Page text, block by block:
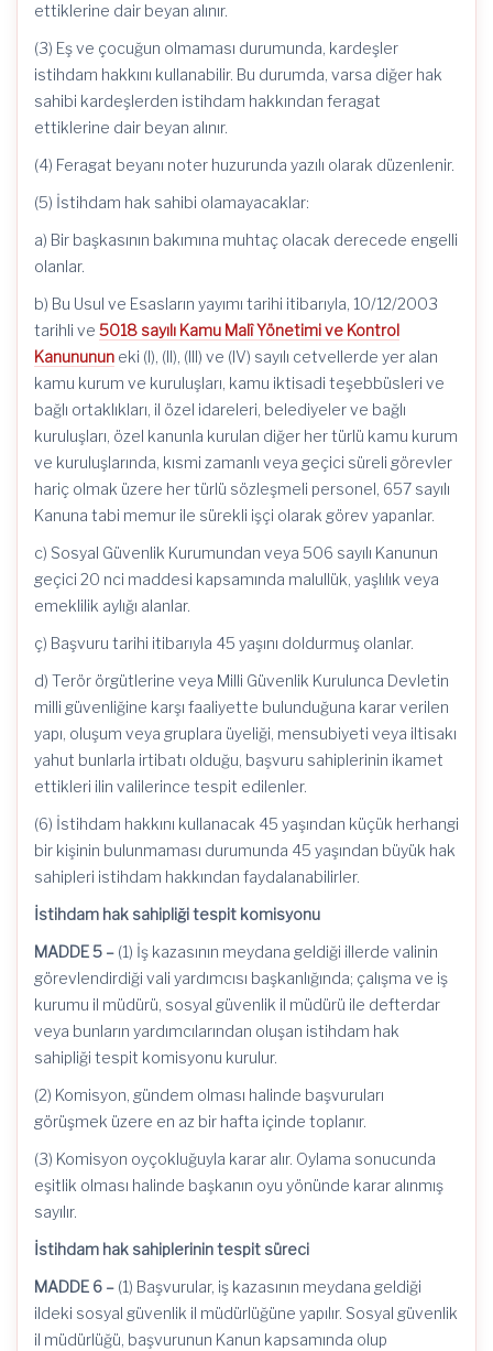
ettiklerine dair beyan alınır.
(3) Eş ve çocuğun olmaması durumunda, kardeşler
istihdam hakkını kullanabilir. Bu durumda, varsa diğer hak
sahibi kardeşlerden istihdam hakkından feragat
ettiklerine dair beyan alınır.
(4) Feragat beyanı noter huzurunda yazılı olarak düzenlenir.
(5) İstihdam hak sahibi olamayacaklar:
a) Bir başkasının bakımına muhtaç olacak derecede engelli
olanlar.
b) Bu Usul ve Esasların yayımı tarihi itibarıyla, 10/12/2003
tarihli ve 5018 sayılı Kamu Malî Yönetimi ve Kontrol
Kanununun eki (I), (II), (III) ve (IV) sayılı cetvellerde yer alan
kamu kurum ve kuruluşları, kamu iktisadi teşebbüsleri ve
bağlı ortaklıkları, il özel idareleri, belediyeler ve bağlı
kuruluşları, özel kanunla kurulan diğer her türlü kamu kurum
ve kuruluşlarında, kısmi zamanlı veya geçici süreli görevler
hariç olmak üzere her türlü sözleşmeli personel, 657 sayılı
Kanuna tabi memur ile sürekli işçi olarak görev yapanlar.
c) Sosyal Güvenlik Kurumundan veya 506 sayılı Kanunun
geçici 20 nci maddesi kapsamında malullük, yaşlılık veya
emeklilik aylığı alanlar.
ç) Başvuru tarihi itibarıyla 45 yaşını doldurmuş olanlar.
d) Terör örgütlerine veya Milli Güvenlik Kurulunca Devletin
milli güvenliğine karşı faaliyette bulunduğuna karar verilen
yapı, oluşum veya gruplara üyeliği, mensubiyeti veya iltisakı
yahut bunlarla irtibatı olduğu, başvuru sahiplerinin ikamet
ettikleri ilin valilerince tespit edilenler.
(6) İstihdam hakkını kullanacak 45 yaşından küçük herhangi
bir kişinin bulunmaması durumunda 45 yaşından büyük hak
sahipleri istihdam hakkından faydalanabilirler.
İstihdam hak sahipliği tespit komisyonu
MADDE 5 – (1) İş kazasının meydana geldiği illerde valinin
görevlendirdiği vali yardımcısı başkanlığında; çalışma ve iş
kurumu il müdürü, sosyal güvenlik il müdürü ile defterdar
veya bunların yardımcılarından oluşan istihdam hak
sahipliği tespit komisyonu kurulur.
(2) Komisyon, gündem olması halinde başvuruları
görüşmek üzere en az bir hafta içinde toplanır.
(3) Komisyon oyçokluğuyla karar alır. Oylama sonucunda
eşitlik olması halinde başkanın oyu yönünde karar alınmış
sayılır.
İstihdam hak sahiplerinin tespit süreci
MADDE 6 – (1) Başvurular, iş kazasının meydana geldiği
ildeki sosyal güvenlik il müdürlüğüne yapılır. Sosyal güvenlik
il müdürlüğü, başvurunun Kanun kapsamında olup